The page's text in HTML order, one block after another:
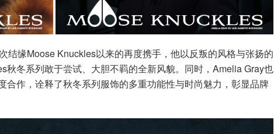
结缘Moose Knuckles以来的再度携手，他以反叛的风格与张扬的
秋冬系列敢于尝试、大胆不羁的全新风貌。同时，Amelia Gray也
合作，诠释了秋冬系列服饰的多重功能性与时尚魅力，彰显品牌